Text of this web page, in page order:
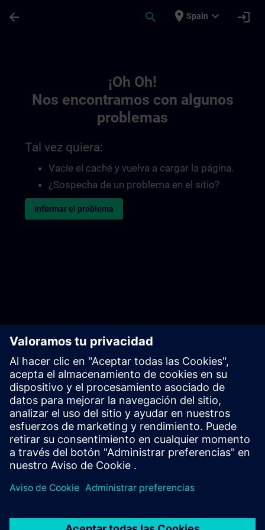
arrow_back search place Spain expand_more login
¡Oh Oh!
Nos encontramos con algunos
problemas
Tal vez quiera:
Vacíe el caché y vuelva a cargar la página.
¿Sospecha de un problema en el sitio?
Informar el problema